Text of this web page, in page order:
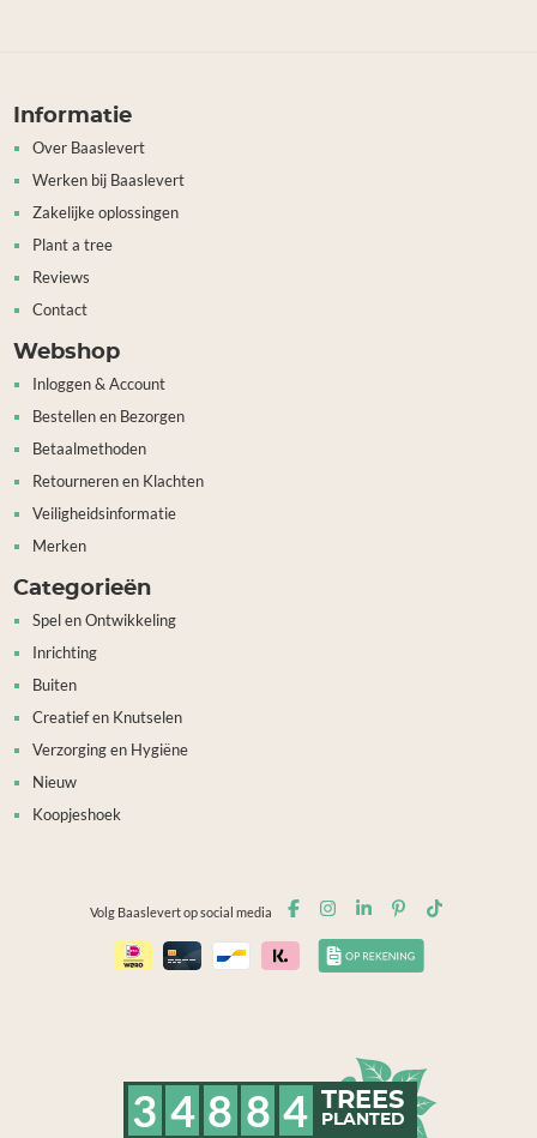
Informatie
Over Baaslevert
Werken bij Baaslevert
Zakelijke oplossingen
Plant a tree
Reviews
Contact
Webshop
Inloggen & Account
Bestellen en Bezorgen
Betaalmethoden
Retourneren en Klachten
Veiligheidsinformatie
Merken
Categorieën
Spel en Ontwikkeling
Inrichting
Buiten
Creatief en Knutselen
Verzorging en Hygiëne
Nieuw
Koopjeshoek
Volg Baaslevert op social media
3 4 8 8 4 TREES
PLANTED